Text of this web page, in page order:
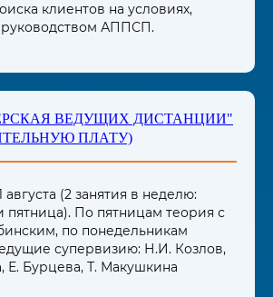
клиентов на условиях,
руководством АППСП.
ВЕДУЩИХ ДИСТАНЦИИ"
ПЛАТУ)
августа (2 занятия в неделю:
пятница). По пятницам теория с
по понедельникам
супервизию: Н.И. Козлов,
Е. Бурцева, Т. Макушкина